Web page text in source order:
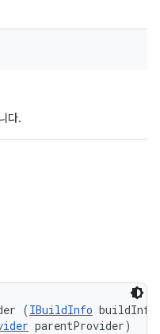
다.
(IBuildInfo
parentProvider)